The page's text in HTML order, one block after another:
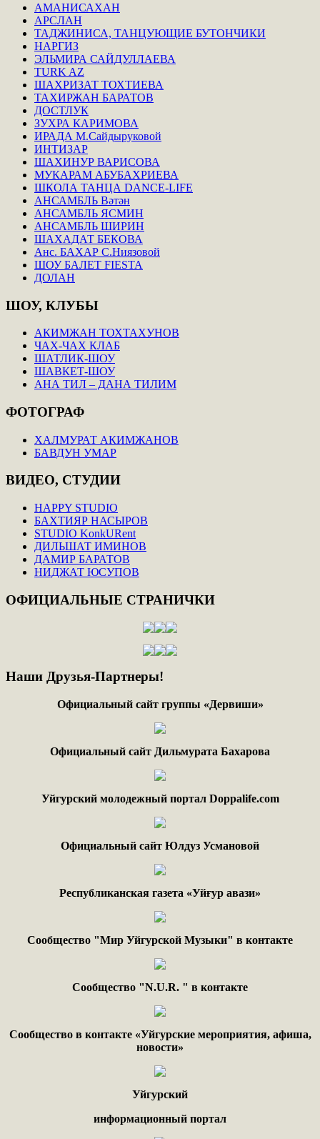
АМАНИСАХАН
АРСЛАН
ТАДЖИНИСА, ТАНЦУЮЩИЕ БУТОНЧИКИ
НАРГИЗ
ЭЛЬМИРА САЙДУЛЛАЕВА
TURK AZ
ШАХРИЗАТ ТОХТИЕВА
ТАХИРЖАН БАРАТОВ
ДОСТЛУК
ЗУХРА КАРИМОВА
ИРАДА М.Сайдыруковой
ИНТИЗАР
ШАХИНУР ВАРИСОВА
МУКАРАМ АБУБАХРИЕВА
ШКОЛА ТАНЦА DANCE-LIFE
АНСАМБЛЬ Вәтән
АНСАМБЛЬ ЯСМИН
АНСАМБЛЬ ШИРИН
ШАХАДАТ БЕКОВА
Анс. БАХАР С.Ниязовой
ШОУ БАЛЕТ FIESTA
ДОЛАН
ШОУ, КЛУБЫ
АКИМЖАН ТОХТАХУНОВ
ЧАХ-ЧАХ КЛАБ
ШАТЛИК-ШОУ
ШАВКЕТ-ШОУ
АНА ТИЛ – ДАНА ТИЛИМ
ФОТОГРАФ
ХАЛМУРАТ АКИМЖАНОВ
БАВДУН УМАР
ВИДЕО, СТУДИИ
HAPPY STUDIO
БАХТИЯР НАСЫРОВ
STUDIO KonkURent
ДИЛЬШАТ ИМИНОВ
ДАМИР БАРАТОВ
НИДЖАТ ЮСУПОВ
ОФИЦИАЛЬНЫЕ СТРАНИЧКИ
Наши Друзья-Партнеры!
Официальный сайт группы «Дервиши»
Официальный сайт Дильмурата Бахарова
Уйгурский молодежный портал Doppalife.com
Официальный сайт Юлдуз Усмановой
Республиканская газета «Уйғур авази»
Сообщество "Мир Уйгурской Музыки" в контакте
Сообщество "N.U.R. " в контакте
Сообщество в контакте «Уйгурские мероприятия, афиша,
новости»
Уйгурский
информационный портал